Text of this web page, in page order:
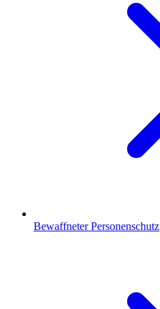
Bewaffneter Personenschutz